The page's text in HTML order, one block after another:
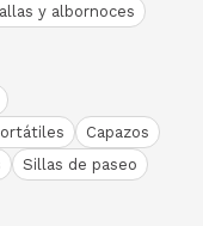
y albornoces
Capazos
Sillas de paseo